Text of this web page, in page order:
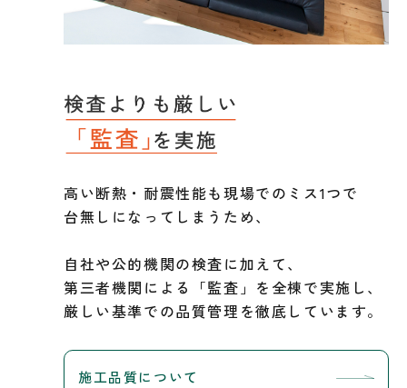
高い断熱・耐震性能も現場でのミス1つで
台無しになってしまうため、
自社や公的機関の検査に加えて、
第三者機関による「監査」を全棟で実施し、
厳しい基準での品質管理を徹底しています。
施工品質について